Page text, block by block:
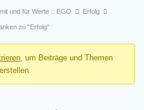
und für Werte :: EGO Erfolg
zu "Erfolg"
, um Beiträge und Themen